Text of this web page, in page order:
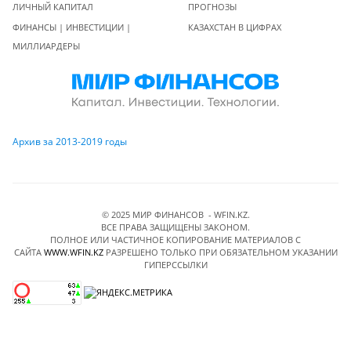
ЛИЧНЫЙ КАПИТАЛ
ФИНАНСЫ | ИНВЕСТИЦИИ |
МИЛЛИАРДЕРЫ
ПРОГНОЗЫ
КАЗАХСТАН В ЦИФРАХ
Архив за 2013-2019 годы
© 2025 МИР ФИНАНСОВ - WFIN.KZ.
ВСЕ ПРАВА ЗАЩИЩЕНЫ ЗАКОНОМ.
ПОЛНОЕ ИЛИ ЧАСТИЧНОЕ КОПИРОВАНИЕ МАТЕРИАЛОВ C
САЙТА WWW.WFIN.KZРАЗРЕШЕНО ТОЛЬКО ПРИ ОБЯЗАТЕЛЬНОМ УКАЗАНИИ
ГИПЕРССЫЛКИ